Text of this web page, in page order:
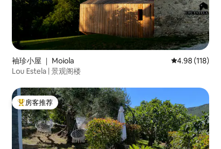
袖珍小屋 ｜ Moiola 平均评分 4.98
4.98 (118)
Lou Estela | 景观阁楼
热门「房客推荐」
房客推荐